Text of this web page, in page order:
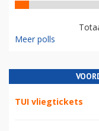
Meer polls
TUI vliegtickets